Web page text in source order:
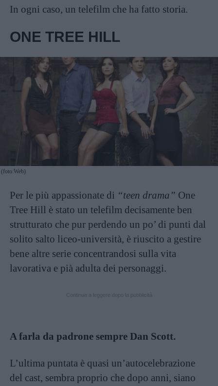
In ogni caso, un telefilm che ha fatto storia.
ONE TREE HILL
(foto:Web)
Per le più appassionate di “teen drama” One
Tree Hill è stato un telefilm decisamente ben
strutturato che pur perdendo un po’ di punti dal
solito salto liceo-università, è riuscito a gestire
bene altre serie concentrandosi sulla vita
lavorativa e pià adulta dei personaggi.
A farla da padrone sempre Dan Scott.
L’ultima puntata è quasi un’autocelebrazione
del cast, sembra proprio che dopo anni, siano